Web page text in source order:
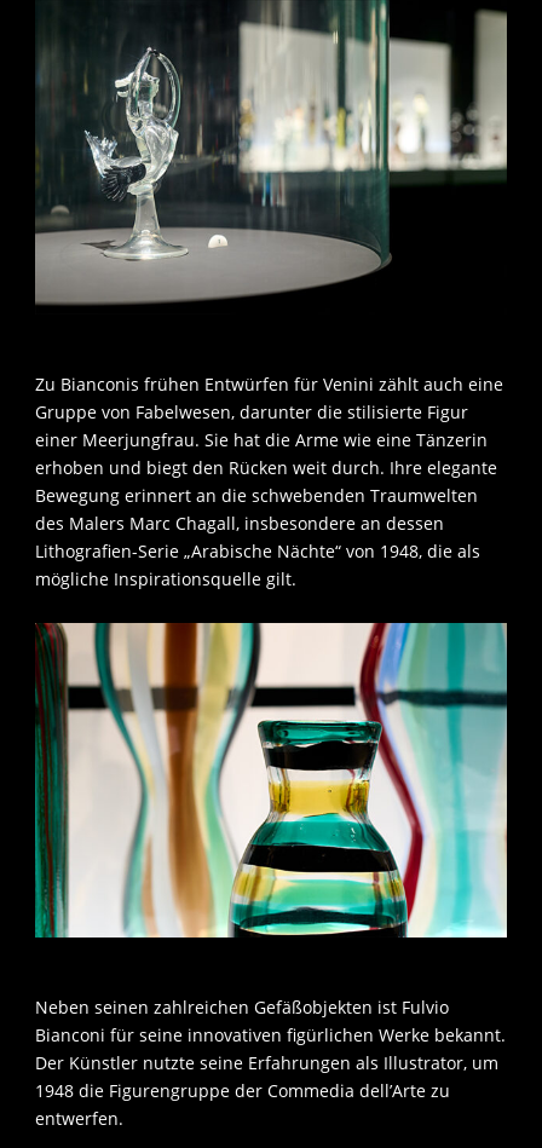
Zu Bianconis frühen Entwürfen für Venini zählt auch eine
Gruppe von Fabelwesen, darunter die stilisierte Figur
einer Meerjungfrau. Sie hat die Arme wie eine Tänzerin
erhoben und biegt den Rücken weit durch. Ihre elegante
Bewegung erinnert an die schwebenden Traumwelten
des Malers Marc Chagall, insbesondere an dessen
Lithografien-Serie „Arabische Nächte“ von 1948, die als
mögliche Inspirationsquelle gilt.
Neben seinen zahlreichen Gefäßobjekten ist Fulvio
Bianconi für seine innovativen figürlichen Werke bekannt.
Der Künstler nutzte seine Erfahrungen als Illustrator, um
1948 die Figurengruppe der Commedia dell’Arte zu
entwerfen.